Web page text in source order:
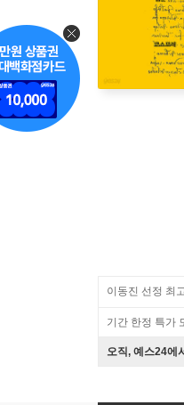
이동진 선정 최
기간 한정 특가
오직, 예스24에